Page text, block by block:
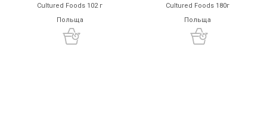
Cultured Foods 102 г
Польща
Cultured Foods 180г
Польща